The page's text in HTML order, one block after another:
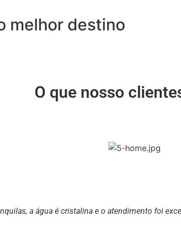
melhor destino
O que nosso
a água é cristalina e o atendimento foi